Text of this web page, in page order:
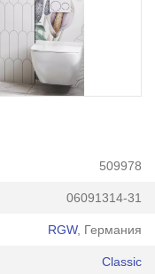
509978
06091314-31
RGW, Германия
Classic